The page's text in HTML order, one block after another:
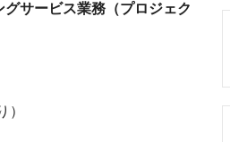
サービス業務（プロジェク